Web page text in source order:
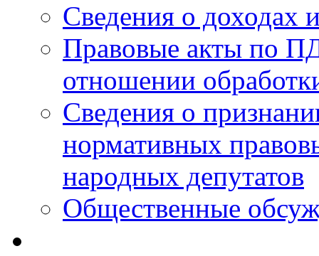
Сведения о доходах
Правовые акты по
отношении
Сведения о
нормативных
народных депутатов
Общественные